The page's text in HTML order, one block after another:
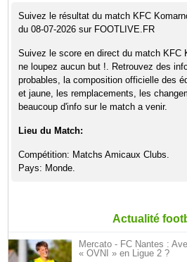
Suivez le résultat du match KFC
du 08-07-2026 sur FOOTLIVE.FR
Suivez le score en direct du match KFC
ne loupez aucun but !. Retrouvez des
probables, la composition officielle des
et jaune, les remplacements, les
beaucoup d'info sur le match a venir.
Lieu du Match:
Compétition: Matchs Amicaux Clubs.
Pays: Monde.
Actualité
Mercato - FC Nantes :
« OVNI » en Ligue 2 ?